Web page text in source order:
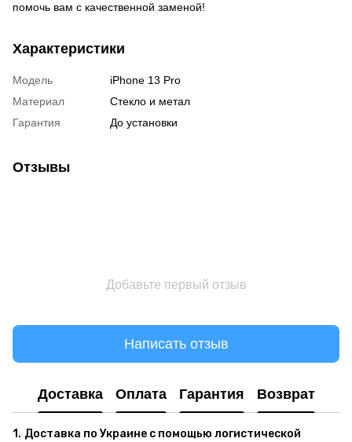
помочь вам с качественной заменой!
Характеристики
Модель
iPhone 13 Pro
Материал
Стекло и метал
Гарантия
До установки
Отзывы
Добавьте первый отзыв
Написать отзыв
Доставка Оплата Гарантия Возврат
1. Доставка по Украине с помощью логистической